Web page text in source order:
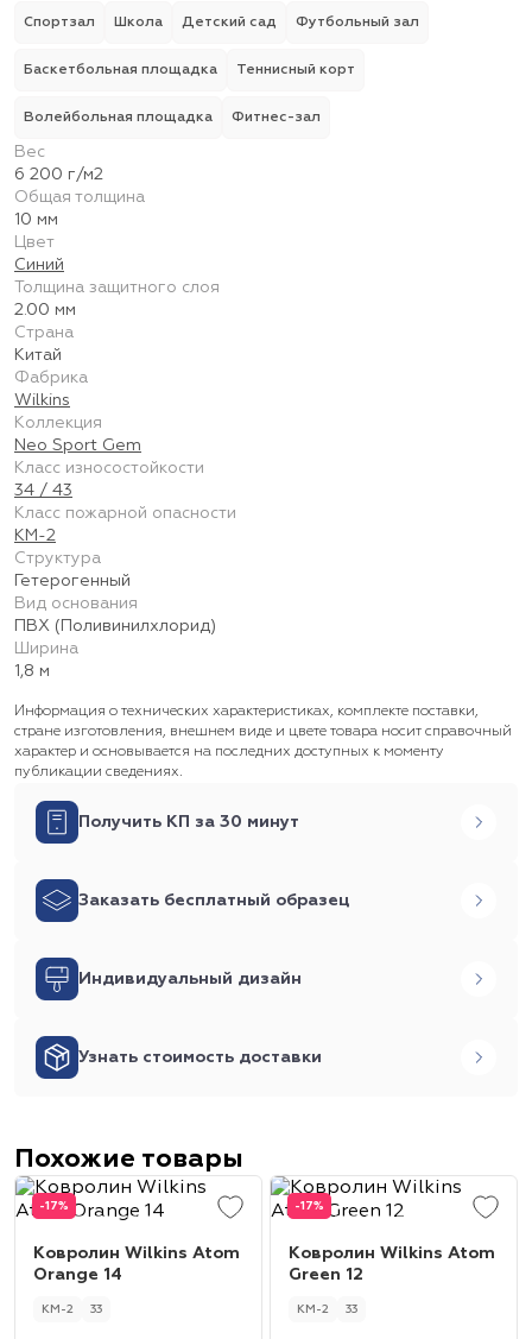
Спортзал Школа Детский сад Футбольный зал
Баскетбольная площадка Теннисный корт
Волейбольная площадка Фитнес-зал
Вес
6 200 г/м2
Общая толщина
10 мм
Цвет
Синий
Толщина защитного слоя
2.00 мм
Страна
Китай
Фабрика
Wilkins
Коллекция
Neo Sport Gem
Класс износостойкости
34 / 43
Класс пожарной опасности
КМ-2
Структура
Гетерогенный
Вид основания
ПВХ (Поливинилхлорид)
Ширина
1,8 м
Информация о технических характеристиках, комплекте поставки,
стране изготовления, внешнем виде и цвете товара носит справочный
характер и основывается на последних доступных к моменту
публикации сведениях.
Получить КП за 30 минут
Заказать бесплатный образец
Индивидуальный дизайн
Узнать стоимость доставки
Похожие товары
-17%
Ковролин Wilkins Atom
Orange 14
КМ-2 33
-17%
Ковролин Wilkins Atom
Green 12
КМ-2 33